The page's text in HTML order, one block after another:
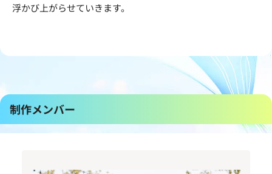
浮かび上がらせていきます。
制作メンバー